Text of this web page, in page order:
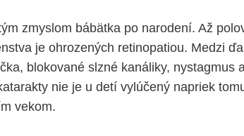
zmyslom bábätka po narodení. Až
je ohrozených retinopatiou. Medzi
blokované slzné kanáliky, nystagmus
nie je u detí vylúčený napriek
vekom.